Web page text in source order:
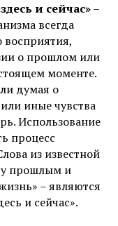
и сейчас»–
всегда
восприятия,
о прошлом или
моменте.
думая о
иные чувства
Использование
процесс
из известной
прошлым и
– являются
и сейчас».